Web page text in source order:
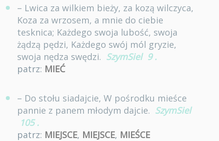
– Lwica za wilkiem bieży, za kozą wilczyca,
Koza za wrzosem, a mnie do ciebie
tesknica; Każdego swoja lubość, swoja
żądzą pędzi, Każdego swój mól gryzie,
swoja nędza swędzi. SzymSiel 9 .
patrz: MIEĆ
– Do stołu siadajcie, W pośrodku mieśce
pannie z panem młodym dajcie. SzymSiel
105 .
patrz: MIEJSCE, MIEJSCE, MIEŚCE